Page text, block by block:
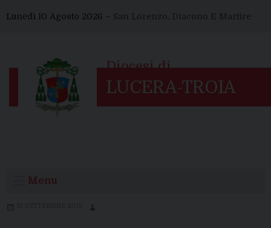
toLunedì 10 Agosto 2026 – San Lorenzo, Diacono E Martire
Menu